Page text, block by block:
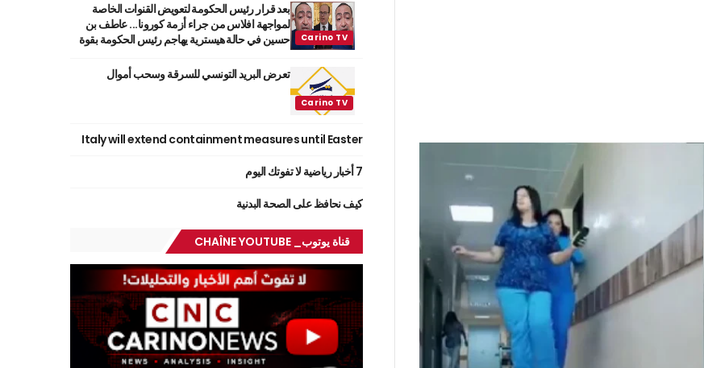
بعد قرار رئيس الحكومة لتعويض القنوات الخاصة
لمواجهة افلاس من جراء أزمة كورونا... عاطف بن
حسين في حالة هيسترية يهاجم رئيس الحكومة بقوة
تعرض البريد التونسي للسرقة وسحب أموال
Italy will extend containment measures until Easter
7 أخبار رياضية لا تفوتك اليوم
كيف نحافظ على الصحة البدنية
قناة يوتوب_ CHAÎNE YOUTUBE